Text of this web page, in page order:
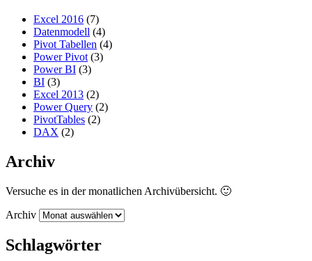
Excel 2016 (7)
Datenmodell (4)
Pivot Tabellen (4)
Power Pivot (3)
Power BI (3)
BI (3)
Excel 2013 (2)
Power Query (2)
PivotTables (2)
DAX (2)
Archiv
Versuche es in der monatlichen Archivübersicht. 🙂
Archiv
Schlagwörter